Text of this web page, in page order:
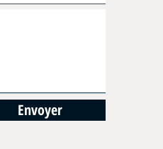
Envoyer